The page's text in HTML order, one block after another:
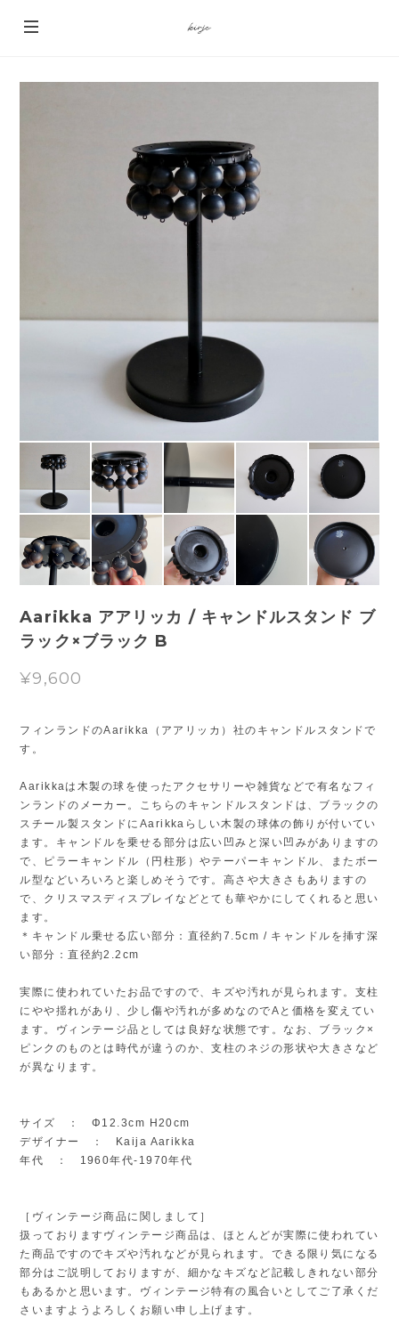
Aarikka アアリッカ / キャンドルスタンド ブ
ラック×ブラック B
¥9,600
フィンランドのAarikka（アアリッカ）社のキャンドルスタンドで
す。
Aarikkaは木製の球を使ったアクセサリーや雑貨などで有名なフィ
ンランドのメーカー。こちらのキャンドルスタンドは、ブラックの
スチール製スタンドにAarikkaらしい木製の球体の飾りが付いてい
ます。キャンドルを乗せる部分は広い凹みと深い凹みがありますの
で、ピラーキャンドル（円柱形）やテーパーキャンドル、またボー
ル型などいろいろと楽しめそうです。高さや大きさもありますの
で、クリスマスディスプレイなどとても華やかにしてくれると思い
ます。
＊キャンドル乗せる広い部分：直径約7.5cm / キャンドルを挿す深
い部分：直径約2.2cm
実際に使われていたお品ですので、キズや汚れが見られます。支柱
にやや揺れがあり、少し傷や汚れが多めなのでAと価格を変えてい
ます。ヴィンテージ品としては良好な状態です。なお、ブラック×
ピンクのものとは時代が違うのか、支柱のネジの形状や大きさなど
が異なります。
サイズ ： Φ12.3cm H20cm
デザイナー ： Kaija Aarikka
年代 ： 1960年代-1970年代
［ヴィンテージ商品に関しまして］
扱っておりますヴィンテージ商品は、ほとんどが実際に使われてい
た商品ですのでキズや汚れなどが見られます。できる限り気になる
部分はご説明しておりますが、細かなキズなど記載しきれない部分
もあるかと思います。ヴィンテージ特有の風合いとしてご了承くだ
さいますようよろしくお願い申し上げます。